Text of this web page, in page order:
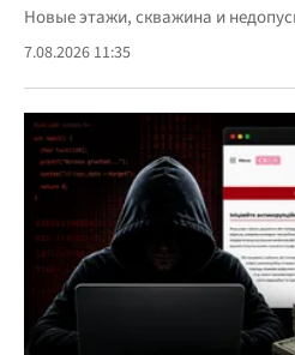
Новые этажи, скважина и
7.08.2026 11:35